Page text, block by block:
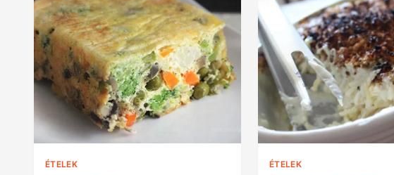
ÉTELEK ÉTELEK